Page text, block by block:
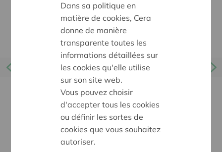
Dans sa politique en
matière de cookies, Cera
donne de manière
transparente toutes les
informations détaillées sur
les cookies qu'elle utilise
sur son site web.
Vous pouvez choisir
d'accepter tous les cookies
ou définir les sortes de
cookies que vous souhaitez
autoriser.